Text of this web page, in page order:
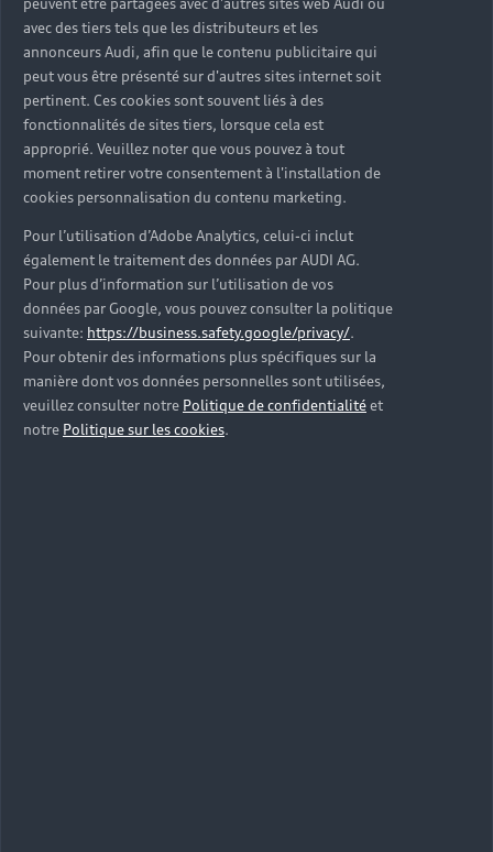
peuvent être partagées avec d'autres sites web Audi ou
avec des tiers tels que les distributeurs et les
annonceurs Audi, afin que le contenu publicitaire qui
peut vous être présenté sur d'autres sites internet soit
pertinent. Ces cookies sont souvent liés à des
fonctionnalités de sites tiers, lorsque cela est
approprié. Veuillez noter que vous pouvez à tout
moment retirer votre consentement à l'installation de
cookies personnalisation du contenu marketing.
Pour l’utilisation d’Adobe Analytics, celui-ci inclut
également le traitement des données par AUDI AG.
Pour plus d’information sur l’utilisation de vos
données par Google, vous pouvez consulter la politique
suivante: https://business.safety.google/privacy/.
Pour obtenir des informations plus spécifiques sur la
manière dont vos données personnelles sont utilisées,
veuillez consulter notre Politique de confidentialitéet
notre Politique sur les cookies.
Le leasing Audi pour qui ?
Quel que soit votre statut professionnel, de
salarié à indépendant, Audi Business vous
accompagne dans des solutions de financements
pour choisir le modèle Audi A5 en leasing. Ce
programme de solutions sur mesure géré par la
marque accompagne ses clients dans leur activité
professionnelle.